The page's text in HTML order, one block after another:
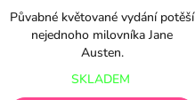
Půvabné květované vydání potěší
nejednoho milovníka Jane
Austen.
SKLADEM